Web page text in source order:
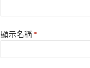
顯示名稱*